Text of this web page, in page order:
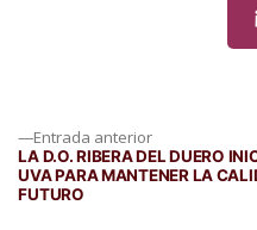
Entrada anteriorEntrada
anterior:
LA D.O. RIBERA DEL DUERO
UVA PARA MANTENER LA
FUTURO